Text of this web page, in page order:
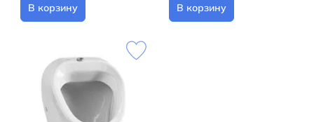
В корзину В корзину